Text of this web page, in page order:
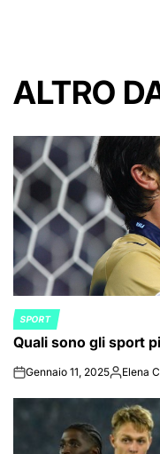
ALTRO
POSTED
IN
SPORT
Quali sono gli sport
onGennaio 11, 2025Posted
Elena